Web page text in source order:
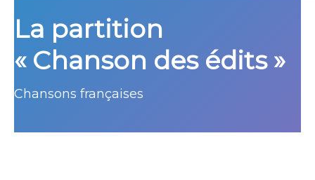
La partition
« Chanson des édits »
Chansons françaises